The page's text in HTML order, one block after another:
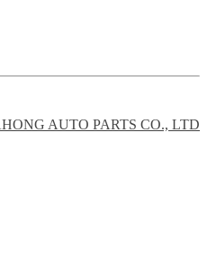
AUTO PARTS CO., LTD